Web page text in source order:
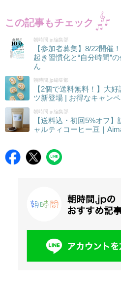
この記事もチェック
朝時間.jp編集部
【参加者募集】8/22開催
起き習慣化と“自分時間”
ん
朝時間.jp編集部
【2個で送料無料！】大
ツ新登場 | お得なキャン
朝時間.jp編集部
【送料込・初回5%オフ
ャルティコーヒー豆｜